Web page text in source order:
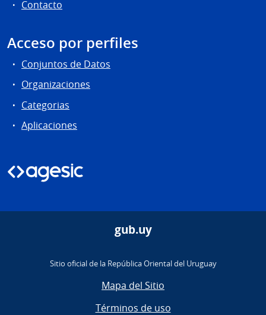
Contacto
Acceso por perfiles
Conjuntos de Datos
Organizaciones
Categorias
Aplicaciones
gub.uy
Sitio oficial de la República Oriental del Uruguay
Mapa del Sitio
Términos de uso